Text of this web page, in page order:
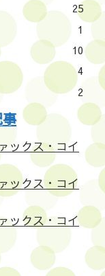
25
1
10
4
2
ックス・コイ
ックス・コイ
ックス・コイ